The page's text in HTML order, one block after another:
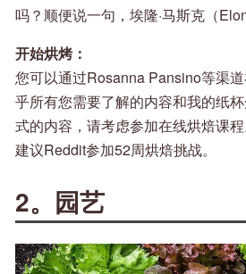
吗？顺便说一句，埃隆·马斯克（
开始烘烤：
您可以通过Rosanna Pansino等渠
乎所有您需要了解的内容和我的纸
式的内容，请考虑参加在线烘焙课
建议Reddit参加52周烘焙挑战。
2。园艺